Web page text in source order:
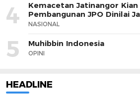
4
Kemacetan Jatinangor Kian
Pembangunan JPO Dinilai
NASIONAL
5 Muhibbin Indonesia
OPINI
HEADLINE